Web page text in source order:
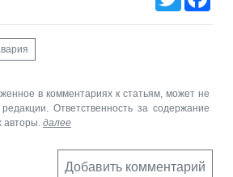
в комментариях к статьям, может не
Ответственность за содержание
авторы. далее
Добавить комментарий